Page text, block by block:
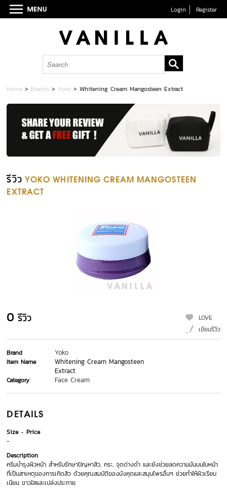
Login Register
Home > Brands > Yoko >Whitening Cream Mangosteen Extract
รีวิว YOKO WHITENING CREAM MANGOSTEEN
EXTRACT
0 รีวิว
LOVE
เขียนรีวิว
Brand Yoko
Item Name
Whitening Cream Mangosteen
Extract
Category Face Cream
DETAILS
Size
Price
-
Description
ครีมบำรุงผิวหน้า สำหรับรักษาปัญหาสิว, กระ, จุดด่างดำ และยังช่วยลดความมันบนใบหน้า
ที่เป็นสาเหตุของการเกิดสิว ด้วยคุณสมบัติของมังคุดและสมุนไพรอื่นๆ ช่วยทำให้ผิวเรียบ
เนียน ขาวใสและเปล่งประกาย